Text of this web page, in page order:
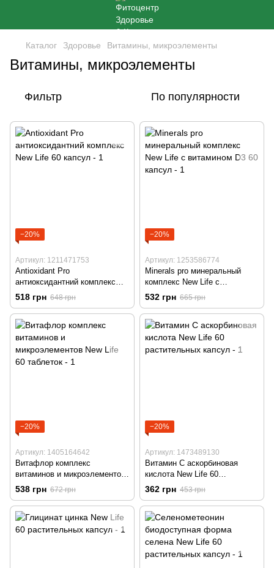
Каталог Здоровье Витамины, микроэлементы
Витамины, микроэлементы
Фильтр По популярности
−20%
Артикул: 1211471753
Antioxidant Pro
антиоксидантний комплекс
New Life 60 капсул
518 грн 648 грн
−20%
Артикул: 1253586774
Minerals pro минеральный
комплекс New Life с
витамином D3 60 капсул
532 грн 665 грн
−20%
Артикул: 1405164642
Витафлор комплекс
витаминов и микроэлементов
New Life 60 таблеток
538 грн 672 грн
−20%
Артикул: 1473489130
Витамин С аскорбиновая
кислота New Life 60
растительных капсул
362 грн 453 грн